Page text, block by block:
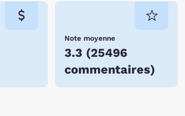
Note moyenne
3.3 (25496
commentaires)